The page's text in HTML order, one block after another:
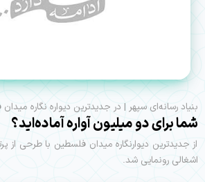
بنیاد رسانه‌ای سپهر | در جدیدترین دیواره نگاره
شما برای دو میلیون آواره آماده‌اید؟
از جدیدترین دیوارنگاره میدان فلسطین با طرحی
اشغالی رونمایی شد.